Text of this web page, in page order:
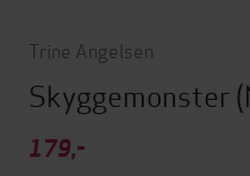
Trine Angelsen
Skyggemonster
179,-